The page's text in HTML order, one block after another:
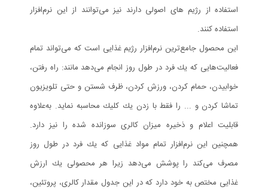
استفاده از رژیم های اصولی دارند نیز می‌توانند از این نرم‌افزار
استفاده کنند.
اين محصول جامع‌ترين نرم‌افزار رژيم غذايی است كه می‌تواند تمام
فعاليت‌هايی كه يك فرد در طول روز انجام می‌دهد مانند: راه رفتن،
خوابيدن، حمام كردن، ورزش كردن، ظرف شستن و حتی تلويزيون
تماشا كردن و ... را فقط با زدن يك كليك محاسبه نمايد. به‌علاوه
قابليت اعلام و ذخيره ميزان كالری سوزانده شده را نيز دارد.
همچنين اين نرم‌افزار تمام مواد غذايی كه يك فرد در طول روز
مصرف می‌كند را پوشش می‌دهد زيرا هر محصولی يك ارزش
غذايی مختص به خود دارد كه در اين جدول مقدار كالری، پروتئين،